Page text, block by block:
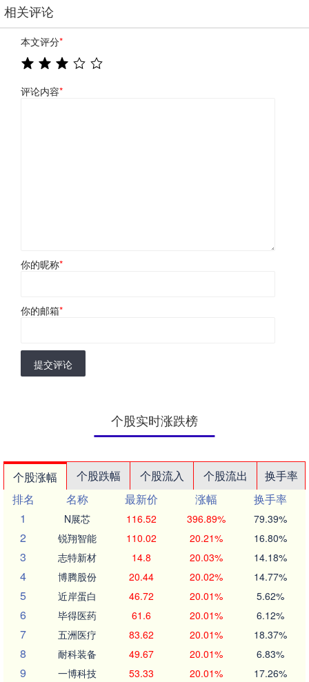
相关评论
本文评分*
评论内容*
你的昵称*
你的邮箱*
提交评论
个股实时涨跌榜
个股涨幅 个股跌幅 个股流入 个股流出
换手率
排名
名称 最新价 涨幅
换手率
1
N展芯 116.52 396.89% 79.39%
2 锐翔智能 110.02 20.21% 16.80%
3 志特新材 14.8 20.03% 14.18%
4 博腾股份 20.44 20.02% 14.77%
5 近岸蛋白 46.72 20.01% 5.62%
6 毕得医药 61.6 20.01% 6.12%
7 五洲医疗 83.62 20.01% 18.37%
8 耐科装备 49.67 20.01% 6.83%
9 一博科技 53.33 20.01% 17.26%